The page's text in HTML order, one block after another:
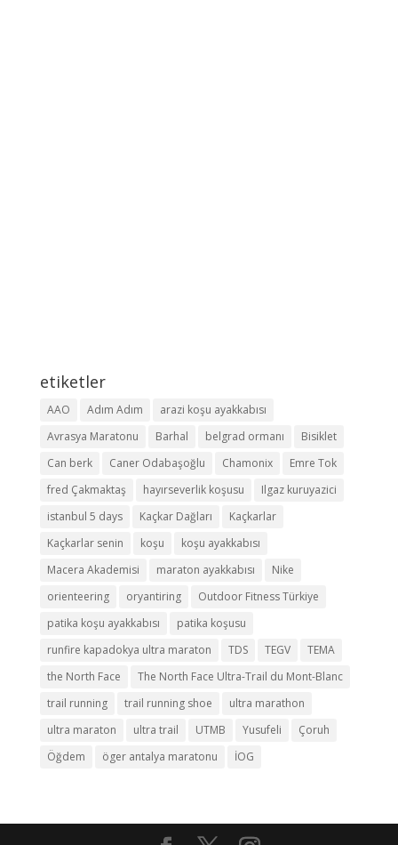
etiketler
AAO Adım Adım
arazi koşu ayakkabısı
Avrasya Maratonu
Barhal belgrad ormanı
Bisiklet
Can berk
Caner Odabaşoğlu Chamonix
Emre Tok
fred Çakmaktaş
hayırseverlik koşusu
Ilgaz kuruyazici
istanbul 5 days
Kaçkar Dağları
Kaçkarlar
Kaçkarlar senin
koşu
koşu ayakkabısı
Macera Akademisi
maraton ayakkabısı
Nike
orienteering
oryantiring
Outdoor Fitness Türkiye
patika koşu ayakkabısı
patika koşusu
runfire kapadokya ultra maraton
TDS TEGV
TEMA
the North Face
The North Face Ultra-Trail du Mont-Blanc
trail running
trail running shoe
ultra marathon
ultra maraton
ultra trail UTMB Yusufeli
Çoruh
Öğdem
öger antalya maratonu İOG